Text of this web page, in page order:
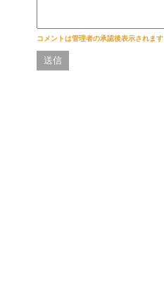
コメントは管理者の承認後表示されます